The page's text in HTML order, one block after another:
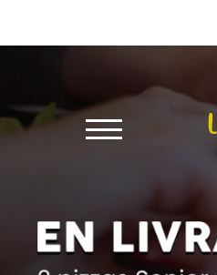
X
Emporter
Allergènes
Charte
Qualité
C.G.V